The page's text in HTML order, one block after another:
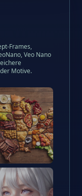
Frames,
Veo Nano
Motive.